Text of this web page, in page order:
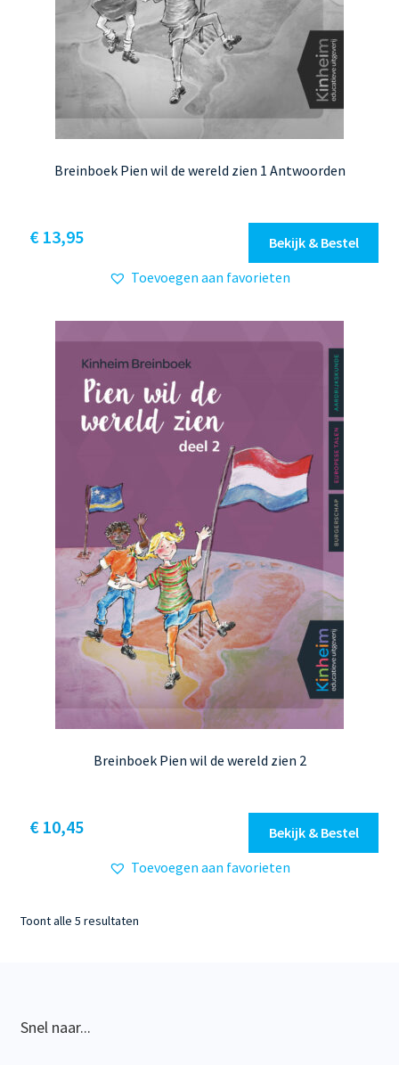
Breinboek Pien wil de wereld zien 1 Antwoorden
€13,95
Bekijk & Bestel
Toevoegen aan favorieten
Breinboek Pien wil de wereld zien 2
€ 10,45 Bekijk & Bestel
heeft
Toevoegen aan favorieten
Toont alle 5 resultatenGesorteerd
Snel naar...